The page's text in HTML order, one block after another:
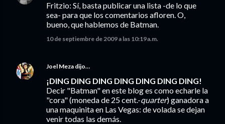
Fritzio: Sí, basta publicar una lista -de lo que
sea- para que los comentarios afloren. O,
bueno, que hablemos de Batman.
10 de septiembre de 2009 a las 10:19 a.m.
Joel Meza dijo…
¡DING DING DING DING DING DING DING!
Decir "Batman" en este blog es como echarle la
"cora" (moneda de 25 cent.-quarter) ganadora a
una maquinita en Las Vegas: de volada se dejan
venir todas las demás.